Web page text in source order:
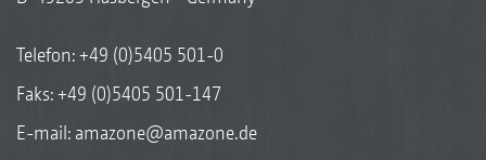
Telefon:+49 (0)5405 501-0
Faks: +49 (0)5405 501-147
E-mail: amazone@amazone.de